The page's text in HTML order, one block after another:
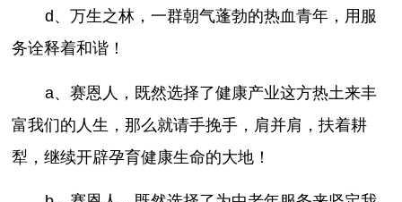
d、万生之林，一群朝气蓬勃的热血青年，用服
务诠释着和谐！
a、赛恩人，既然选择了健康产业这方热土来丰
富我们的人生，那么就请手挽手，肩并肩，扶着耕
犁，继续开辟孕育健康生命的大地！